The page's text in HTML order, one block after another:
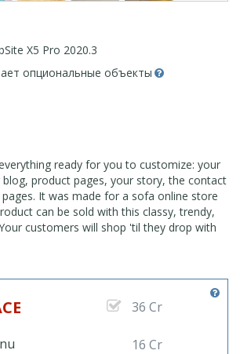
X5 Pro 2020.3
опциональные объекты
everything ready for you to customize: your
product pages, your story, the contact
It was made for a sofa online store
can be sold with this classy, trendy,
customers will shop 'til they drop with
36 Cr
16 Cr